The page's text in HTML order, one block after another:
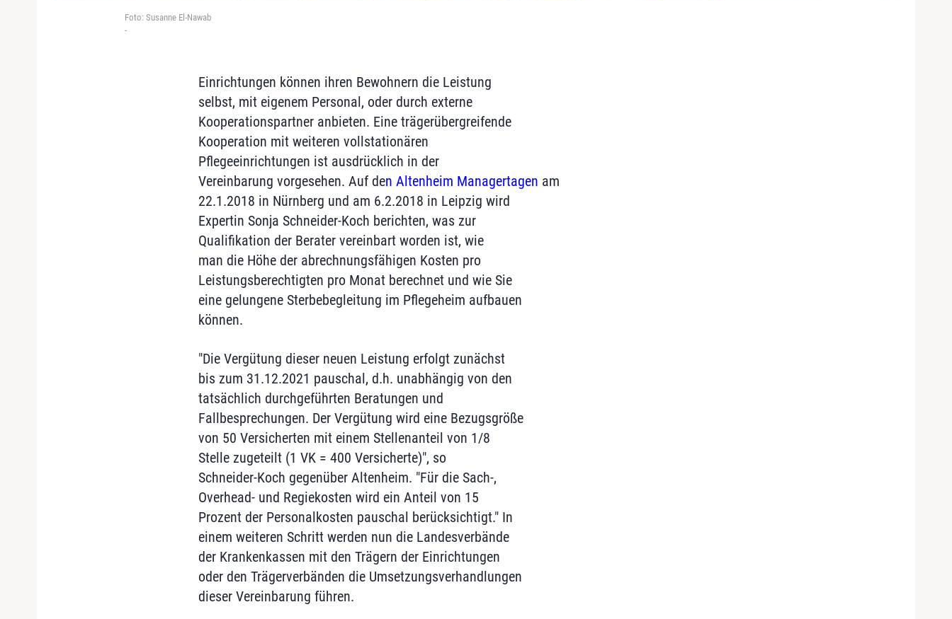
Foto: Susanne El-Nawab
-
Einrichtungen können ihren Bewohnern die Leistung
selbst, mit eigenem Personal, oder durch externe
Kooperationspartner anbieten. Eine trägerübergreifende
Kooperation mit weiteren vollstationären
Pflegeeinrichtungen ist ausdrücklich in der
Vereinbarung vorgesehen. Auf den Altenheim Managertagen am
22.1.2018 in Nürnberg und am 6.2.2018 in Leipzig wird
Expertin Sonja Schneider-Koch berichten, was zur
Qualifikation der Berater vereinbart worden ist, wie
man die Höhe der abrechnungsfähigen Kosten pro
Leistungsberechtigten pro Monat berechnet und wie Sie
eine gelungene Sterbebegleitung im Pflegeheim aufbauen
können.
"Die Vergütung dieser neuen Leistung erfolgt zunächst
bis zum 31.12.2021 pauschal, d.h. unabhängig von den
tatsächlich durchgeführten Beratungen und
Fallbesprechungen. Der Vergütung wird eine Bezugsgröße
von 50 Versicherten mit einem Stellenanteil von 1/8
Stelle zugeteilt (1 VK = 400 Versicherte)", so
Schneider-Koch gegenüber Altenheim. "Für die Sach-,
Overhead- und Regiekosten wird ein Anteil von 15
Prozent der Personalkosten pauschal berücksichtigt." In
einem weiteren Schritt werden nun die Landesverbände
der Krankenkassen mit den Trägern der Einrichtungen
oder den Trägerverbänden die Umsetzungsverhandlungen
dieser Vereinbarung führen.